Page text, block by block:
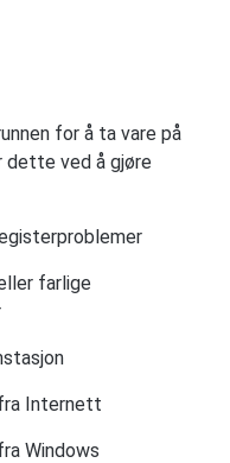
for å ta vare på
dette ved å gjøre
farlige
Internett
Windows